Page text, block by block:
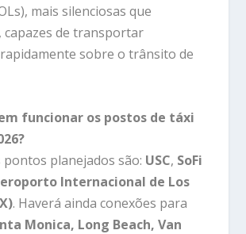
mais silenciosas que
capazes de transportar
sobre o trânsito de
funcionar os postos de táxi
planejados são: USC, SoFi
Internacional de Los
. Haverá ainda conexões para
Monica, Long Beach, Van